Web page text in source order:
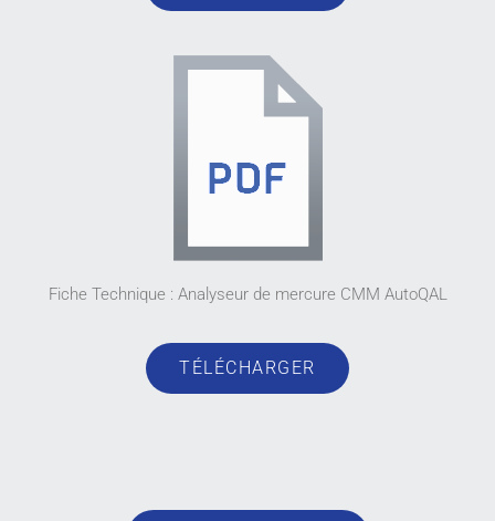
Fiche Technique : Analyseur de mercure CMM AutoQAL
TÉLÉCHARGER